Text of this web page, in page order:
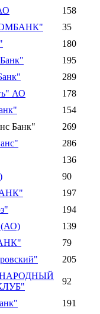
158
35
180
195
289
АО
178
154
Банк"
269
286
136
90
197
194
(АО)
139
79
205
92
191